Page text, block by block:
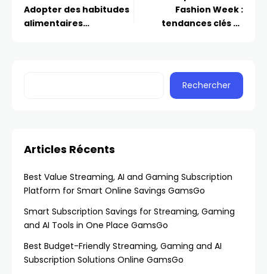
Adopter des habitudes
alimentaires
Fashion Week :
tendances clés et
Rechercher
Articles Récents
Best Value Streaming, AI and Gaming Subscription
Platform for Smart Online Savings GamsGo
Smart Subscription Savings for Streaming, Gaming
and AI Tools in One Place GamsGo
Best Budget-Friendly Streaming, Gaming and AI
Subscription Solutions Online GamsGo